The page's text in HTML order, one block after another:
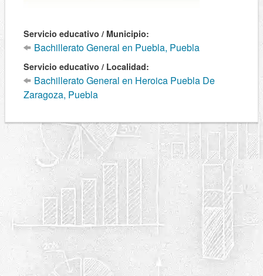
Servicio educativo / Municipio:
Bachillerato General en Puebla, Puebla
Servicio educativo / Localidad:
Bachillerato General en Heroica Puebla De
Zaragoza, Puebla